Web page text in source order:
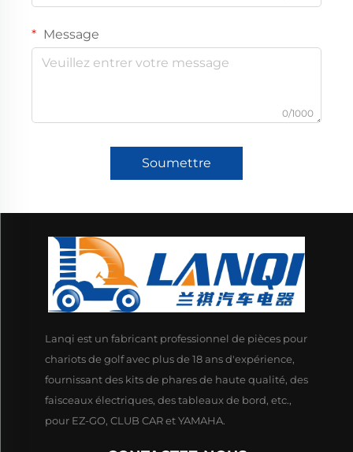
Message
0/1000
Soumettre
Lanqi est un fabricant professionnel de pièces pour
chariots de golf avec plus de 18 ans d'expérience,
fournissant des kits de phares de haute qualité, des
faisceaux électriques, des tableaux de bord, etc.,
pour EZ-GO, CLUB CAR et YAMAHA.